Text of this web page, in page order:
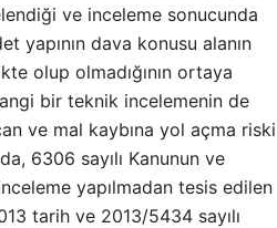
ve inceleme sonucunda
yapının dava konusu alanın
olup olmadığının ortaya
bir teknik incelemenin de
ve mal kaybına yol açma riski
6306 sayılı Kanunun ve
yapılmadan tesis edilen
tarih ve 2013/5434 sayılı